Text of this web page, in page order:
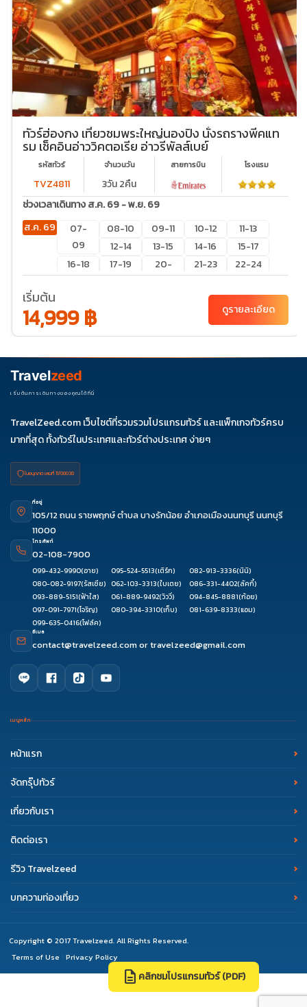
description คลิกชมโปรแกรมทัวร์ (PDF)
ทัวร์ฮ่องกง เที่ยวชมพระใหญ่นองปิง นั่งรถรางพีคแท
รม เช็คอินอ่าววิคตอเรีย อ่าวรีพัลส์เบย์
รหัสทัวร์
TVZ4811
จำนวนวัน
3วัน 2คืน
สายการบิน โรงเเรม
ช่วงเวลาเดินทาง ส.ค. 69 - พ.ย. 69
ส.ค. 69
07-
09
08-10 09-11 10-12
11-13
12-14
13-15 14-16
15-17
16-18
17-19
20-
22
21-23
22-24
30-01 31-02
ก.ย. 69
03-
05
04-
06
05-
07
06-
08
07-
09
10-12
17-19
25-27
26-
28
27-29
28-
30
ต.ค. 69
01-03
08
09
11-13
12-14
13-15
22-24
23-25 24-26
26-
28
27-29
28-
30
29-31
เริ่มต้น
14,999 ฿ ดูรายละเอียด
Travelzeed
เริ่มต้นการเดินทางของคุณได้ที่นี่
TravelZeed.com เว็บไซต์ที่รวมรวมโปรแกรมทัวร์ และแพ็กเกจทัวร์ครบ
มากที่สุด ทั้งทัวร์ในประเทศและทัวร์ต่างประเทศ ง่ายๆ
ใบอนุญาต เลขที่ 11/08038
ที่อยู่
105/12 ถนน ราชพฤกษ์ ตำบล บางรักน้อย อำเภอเมืองนนทบุรี นนทบุรี
11000
โทรศัพท์
02-108-7900
099-432-9990(อาย) 095-524-5513(เติร์ก) 082-913-3336(นินิ)
080-082-9197(รัสเซีย) 062-103-3313(ใบเตย) 086-331-4402(ลัคกี้)
093-889-5151(ฟ้าใส) 061-889-9492(วิววี่) 094-845-8881(ก้อย)
097-091-7971(โจริญ) 080-394-3310(เก็บ) 081-639-8333(แอม)
099-635-0416(โฟล์ค)
อีเมล
contact@travelzeed.comortravelzeed@gmail.com
เมนูหลัก
หน้าแรก
จัดกรุ๊ปทัวร์
เกี่ยวกับเรา
ติดต่อเรา
รีวิว Travelzeed
บทความท่องเที่ยว
Copyright © 2017 Travelzeed. All Rights Reserved.
Terms of Use
Privacy Policy